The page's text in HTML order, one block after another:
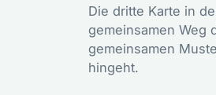
Die dritte Karte in
gemeinsamen Weg
gemeinsamen
hingeht.